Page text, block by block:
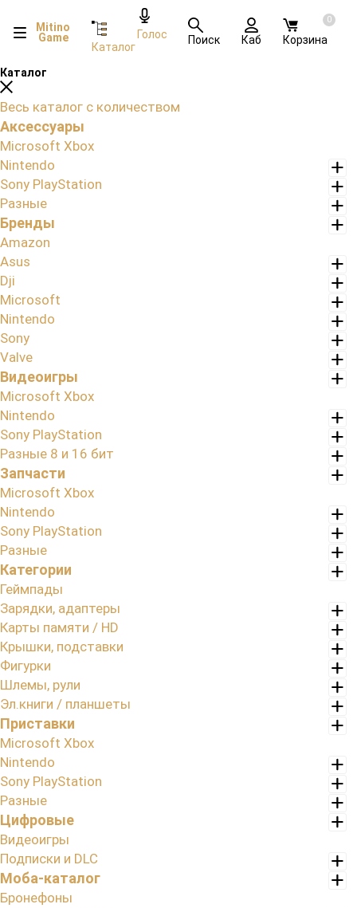
Mitino
Game
Каталог
Голос Поиск Каб
0
Корзина
Каталог
Весь каталог с количеством
Аксессуары
Microsoft Xbox
Nintendo
Sony PlayStation
Разные
Бренды
Amazon
Asus
Dji
Microsoft
Nintendo
Sony
Valve
Видеоигры
Microsoft Xbox
Nintendo
Sony PlayStation
Разные 8 и 16 бит
Запчасти
Microsoft Xbox
Nintendo
Sony PlayStation
Разные
Категории
Геймпады
Зарядки, адаптеры
Карты памяти / HD
Крышки, подставки
Фигурки
Шлемы, рули
Эл.книги / планшеты
Приставки
Microsoft Xbox
Nintendo
Sony PlayStation
Разные
Цифровые
Видеоигры
Подписки и DLC
Моба-каталог
Бронефоны